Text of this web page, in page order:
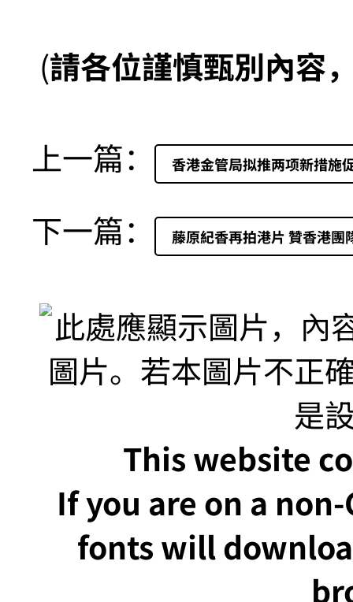
(請各位謹慎甄別內容
上一篇： 香港金管局拟推两项新措施
下一篇： 藤原紀香再拍港片 贊香港團
This website
If you are on a
fonts will